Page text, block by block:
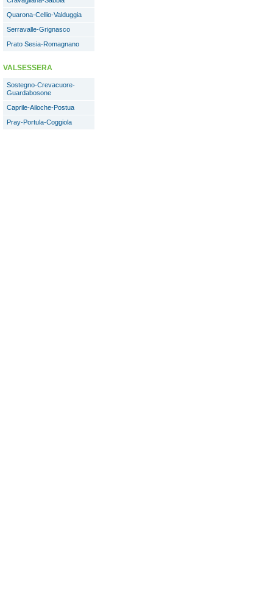
Quarona-Cellio-Valduggia
Serravalle-Grignasco
Prato Sesia-Romagnano
VALSESSERA
Sostegno-Crevacuore-
Guardabosone
Caprile-Ailoche-Postua
Pray-Portula-Coggiola